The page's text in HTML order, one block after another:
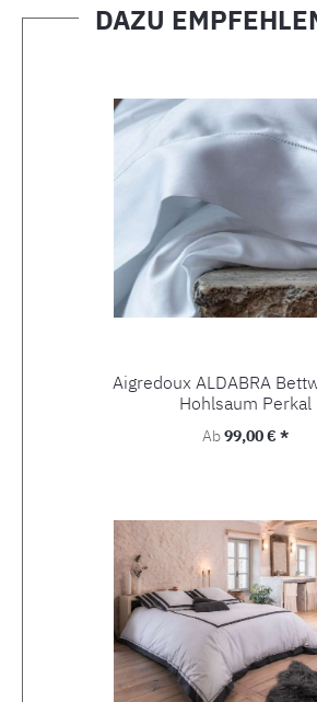
DAZU
Aigredoux ALDABRA
Hohlsaum Perkal
Regulärer Preis:
Ab99,00 € *